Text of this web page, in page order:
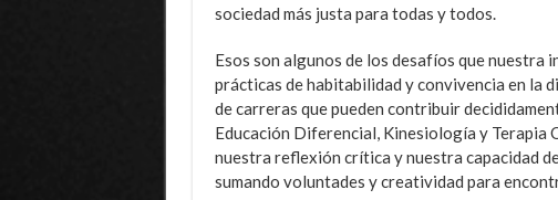
sociedad más justa para todas y todos.
Esos son algunos de los desafíos que
prácticas de habitabilidad y convivencia en la
de carreras que pueden contribuir
Educación Diferencial, Kinesiología y Terapia
nuestra reflexión crítica y nuestra capacidad
sumando voluntades y creatividad para